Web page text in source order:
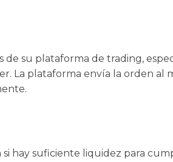
de su plataforma de trading,
La plataforma envía la orden al
hay suficiente liquidez para